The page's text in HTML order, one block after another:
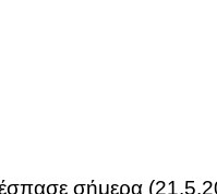
σήμερα